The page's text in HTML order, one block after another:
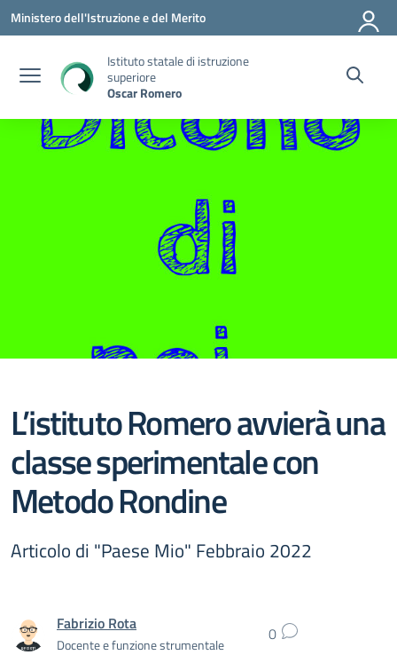
Vai ai contenuti
Vai al menu di navigazione
Vai al footer
Ministero dell'Istruzione e del Merito
Istituto statale di istruzione
superiore
Oscar Romero
L’istituto Romero avvierà una
classe sperimentale con
Metodo Rondine
Articolo di "Paese Mio" Febbraio 2022
Fabrizio Rota
Docente e funzione strumentale 0